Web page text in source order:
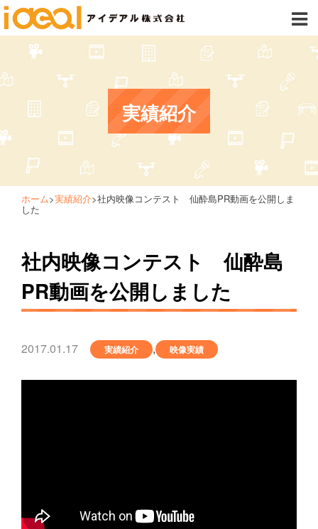
実績紹介
ホーム>実績紹介>社内映像コンテスト 仙酔島PR動画を公開しま
した
社内映像コンテスト 仙酔島
PR動画を公開しました
2017.01.17 実績紹介 , 映像実績